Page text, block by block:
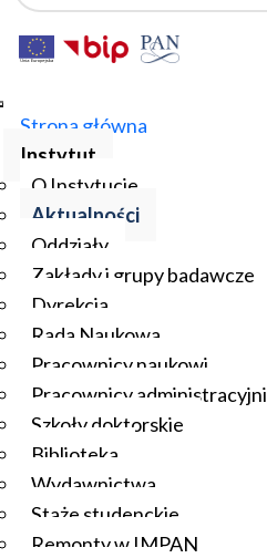
Strona główna
Instytut
O Instytucie
Aktualności
Oddziały
Zakłady i grupy badawcze
Dyrekcja
Rada Naukowa
Pracownicy naukowi
Pracownicy administracyjni
Szkoły doktorskie
Biblioteka
Wydawnictwa
Staże studenckie
Remonty w IMPAN